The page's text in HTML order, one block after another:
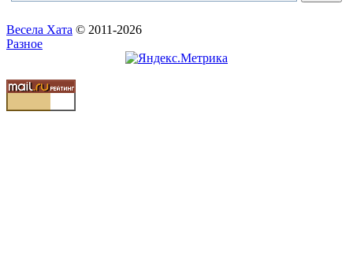
Весела Хата © 2011-2026
Разное